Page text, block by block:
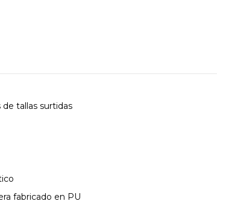
tallas surtidas
fabricado en PU